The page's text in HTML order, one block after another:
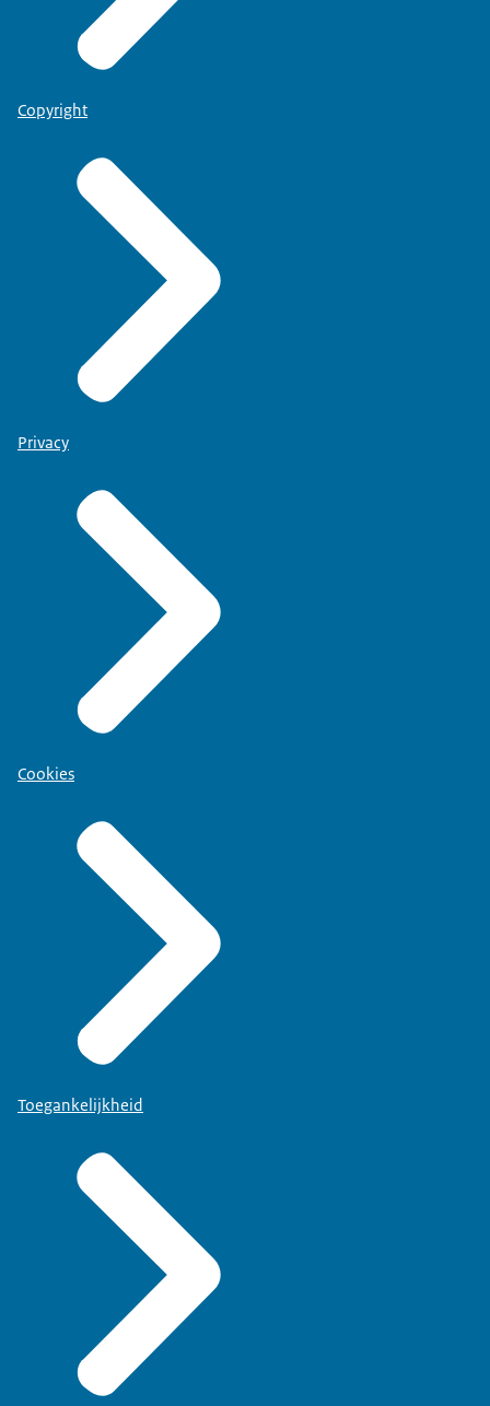
Copyright
Privacy
Cookies
Toegankelijkheid